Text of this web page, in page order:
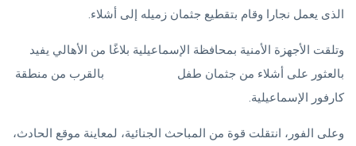
الذى يعمل نجارا وقام بتقطيع جثمان زميله إلى أشلاء.
وتلقت الأجهزة الأمنية بمحافظة الإسماعيلية بلاغًا من الأهالي يفيد
بالعثور على أشلاء من جثمان طفل
بالقرب من منطقة
كارفور الإسماعيلية.
وعلى الفور، انتقلت قوة من المباحث الجنائية، لمعاينة موقع الحادث،